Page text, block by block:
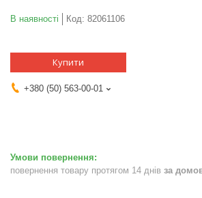
В наявності Код: 82061106
Купити
+380 (50) 563-00-01
повернення товару протягом 14 днів за